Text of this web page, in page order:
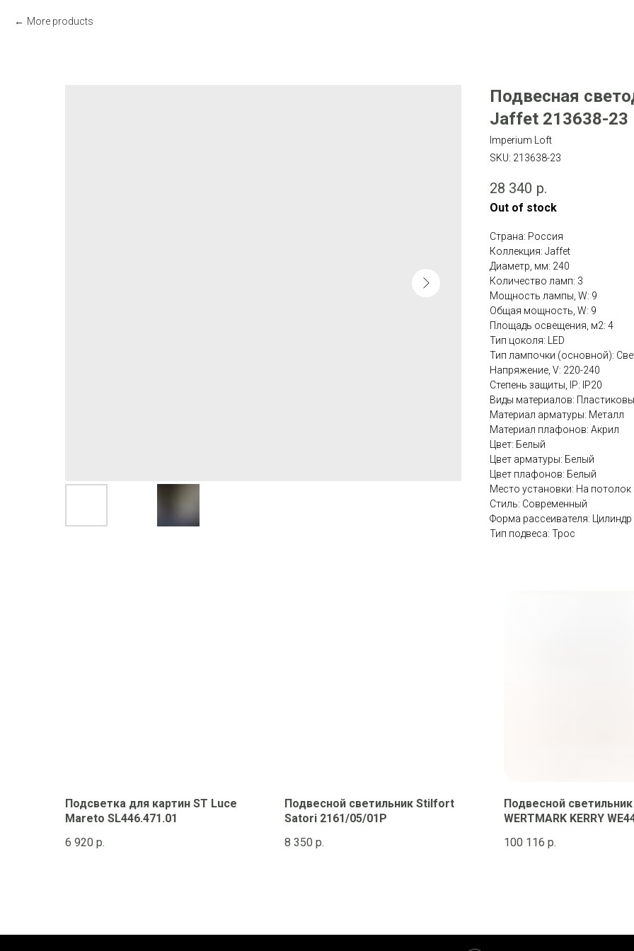
More products
Подвесная
Jaffet 213638-23
Imperium Loft
SKU: 213638-23
28 340 р.
Out of stock
Страна: Россия
Коллекция: Jaffet
Диаметр, мм: 240
Количество ламп: 3
Мощность лампы, W: 9
Общая мощность, W: 9
Площадь освещения, м2: 4
Тип цоколя: LED
Тип лампочки (основной):
Напряжение, V: 220-240
Степень защиты, IP: IP20
Виды материалов:
Материал арматуры: Металл
Материал плафонов: Акрил
Цвет: Белый
Цвет арматуры: Белый
Цвет плафонов: Белый
Место установки: На потолок
Стиль: Современный
Форма рассеивателя: Цилиндр
Тип подвеса: Трос
Подсветка для картин ST Luce
Mareto SL446.471.01
6 920 р.
Подвесной светильник Stilfort
Satori 2161/05/01P
8 350 р.
Подвесной светильник
WERTMARK KERRY
100 116 р.